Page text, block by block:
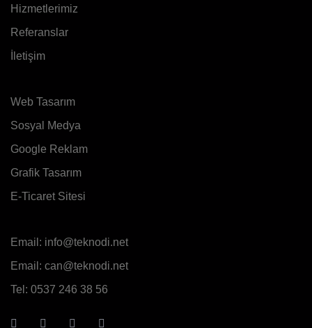
Hizmetlerimiz
Referanslar
İletişim
Web Tasarım
Sosyal Medya
Google Reklam
Grafik Tasarım
E-Ticaret Sitesi
Email: info@teknodi.net
Email: can@teknodi.net
Tel: 0537 246 38 56